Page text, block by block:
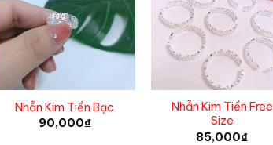
Nhẫn Kim Tiền Bạc
90,000₫
Nhẫn Kim Tiền Free
Size
85,000₫